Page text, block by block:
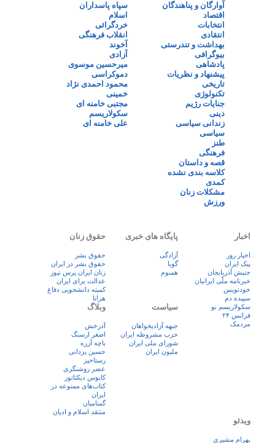
آوارگان و پناهندگان
اقتصاد
انتخابات
انتقادی
بهداشت و تندرستی
بیوگرافی
پادشاهی
پیشنهاد و نظریات
تاریخی
تکنولوژی
جنایات رژیم
دینی
زندانی سیاسی
سیاسی
طنز
فرهنگی
قصه و داستان
کلاسه بندی نشده
کمدی
مشکلات زنان
ورزش
سپاه پاسداران
اسلام
خردگرائی
انقلاب فرهنگی
آخوند
آزادی
میرحسین موسوی
دموکراسی
محمود احمدی نژاد
خمینی
مجتبی خامنه ای
سکولاریسم
علی خامنه ای
اخبار
اخبار روز
پيک ايران
جنبش آذربایجان
خبرنامه ملّی ایرانیان
خودنویس
سپیده دم
سکولاریسم نو
فرانس ۲۴
مردمک
پایگاه های خبری
آزادگی
گویا
همبوم
حقوق زنان
حقوق بشر
حقوق بشر در ایران
زنان ايران پرس نيوز
عدالت برای ایران
کمیته دانشجویی دفاع
هرانا
سیاست
جبهه آزادیخواهان
حزب مشروطه ایران
شورای ملی ایران
ملیون ایران
وبلاگ
آذرخش
اصغر ارسنگ
باچه آزره
حسین یزدانی
رستاخیز
عضر روشنگری
کابوس دیکتاتور
کتاب‌های ممنوعه در
ایران
گمنامیان
منتقد اسلام و ادیان
ویدئو
بهرام مشیری